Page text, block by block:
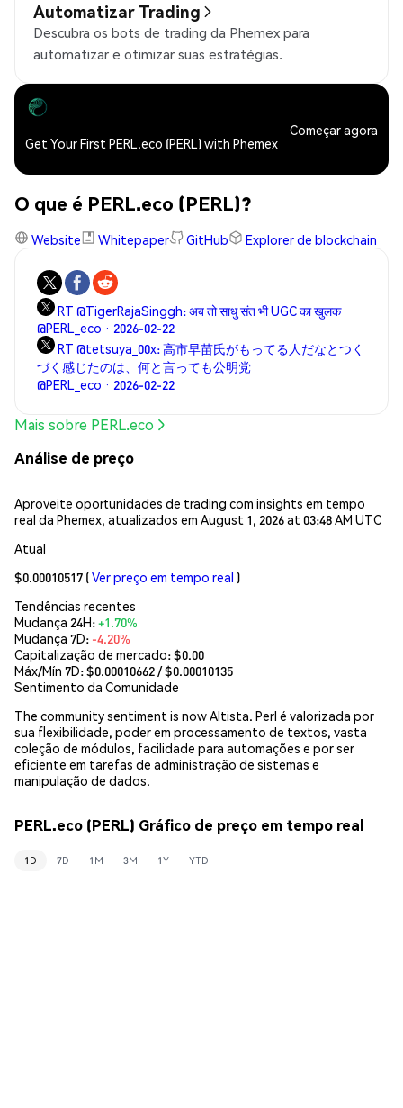
Automatizar Trading
Descubra os bots de trading da Phemex para
automatizar e otimizar suas estratégias.
Get Your First PERL.eco (PERL) with Phemex
Começar agora
O que é PERL.eco (PERL)?
Website Whitepaper GitHub Explorer de blockchain
RT @TigerRajaSinggh: अब तो साधु संत भी UGC का खुलक
@PERL_eco · 2026-02-22
RT @tetsuya_00x: 高市早苗氏がもってる人だなとつく
づく感じたのは、何と言っても公明党
@PERL_eco · 2026-02-22
Mais sobre PERL.eco
Análise de preço
Aproveite oportunidades de trading com insights em tempo
real da Phemex, atualizados em August 1, 2026 at 03:48 AM UTC
Atual
$0.00010517 (Ver preço em tempo real )
Tendências recentes
Mudança 24H:+1.70%
Mudança 7D: -4.20%
Capitalização de mercado:$0.00
Máx/Mín 7D: $0.00010662/ $0.00010135
Sentimento da Comunidade
The community sentiment is now Altista. Perl é valorizada por
sua flexibilidade, poder em processamento de textos, vasta
coleção de módulos, facilidade para automações e por ser
eficiente em tarefas de administração de sistemas e
manipulação de dados.
PERL.eco (PERL) Gráfico de preço em tempo real
1D 7D 1M 3M 1Y YTD